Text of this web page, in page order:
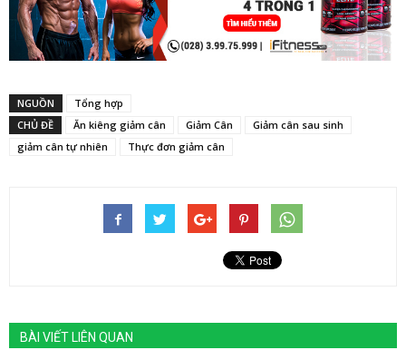
NGUỒN
Tổng hợp
CHỦ ĐỀ
Ăn kiêng giảm cân Giảm Cân
Giảm cân sau sinh
giảm cân tự nhiên
Thực đơn giảm cân
BÀI VIẾT LIÊN QUAN